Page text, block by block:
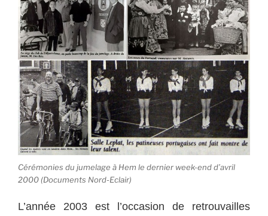
Cérémonies du jumelage à Hem le dernier week-end d’avril
2000 (Documents Nord-Eclair)
L’année 2003 est l’occasion de retrouvailles